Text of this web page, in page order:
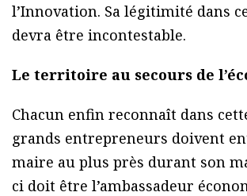
l’Innovation. Sa légitimité dans
devra être incontestable.
Le territoire au secours de
Chacun enfin reconnaît dans
grands entrepreneurs doivent
maire au plus près durant son
ci doit être l’ambassadeur